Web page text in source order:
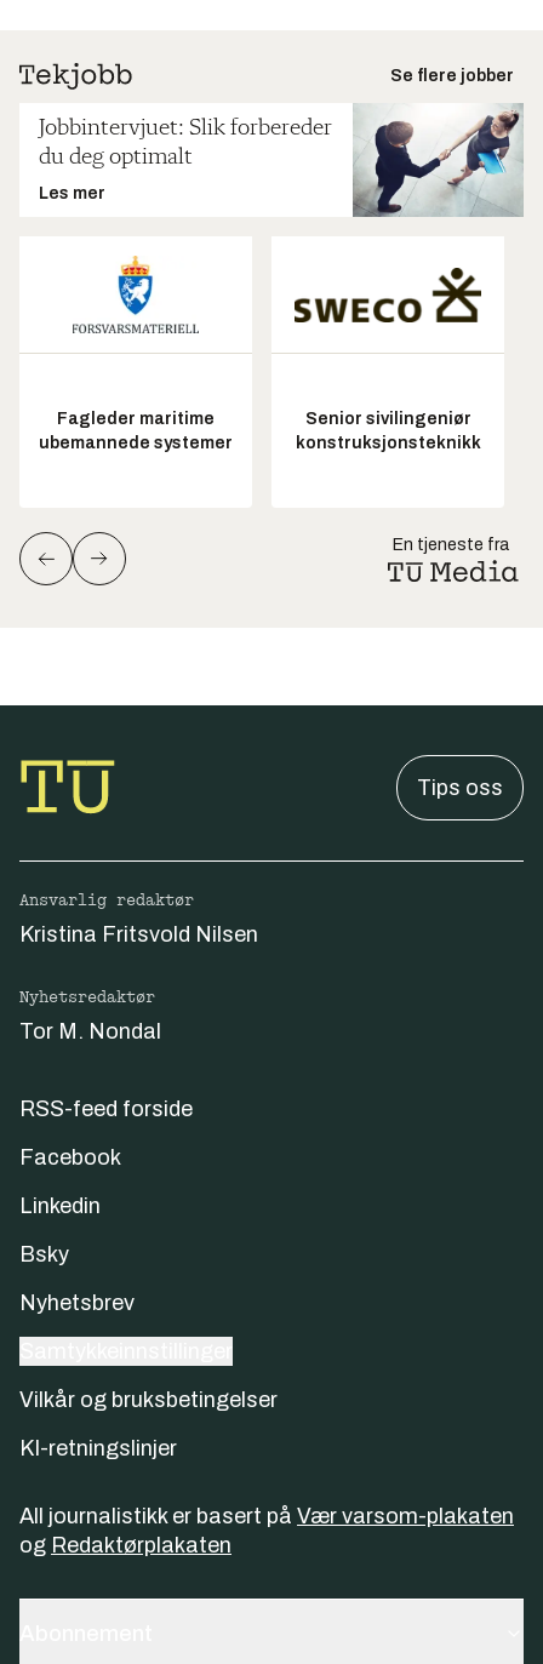
Se flere jobber
Jobbintervjuet: Slik forbereder
du deg optimalt
Les mer
Fagleder maritime
ubemannede systemer
Senior sivilingeniør
konstruksjonsteknikk
En tjeneste fra
Tips oss
Ansvarlig redaktør
Kristina Fritsvold Nilsen
Nyhetsredaktør
Tor M. Nondal
RSS-feed forside
Facebook
Linkedin
Bsky
Nyhetsbrev
Vilkår og bruksbetingelser
KI-retningslinjer
All journalistikk er basert på Vær varsom-plakaten
og Redaktørplakaten